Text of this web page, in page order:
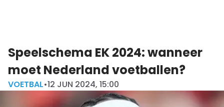
Speelschema EK 2024: wanneer
moet Nederland voetballen?
VOETBAL•12 JUN 2024, 15:00